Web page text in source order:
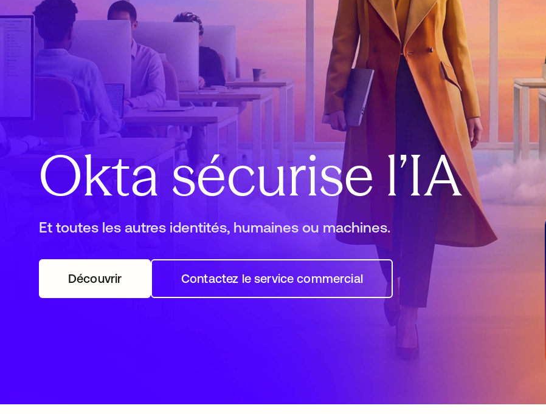
Okta sécurise l’IA
Et toutes les autres identités, humaines ou machines.
Découvrirs’ouvre dans un nouvel ongletContactez le service commercial
s’ouvre dans un nouvel onglet